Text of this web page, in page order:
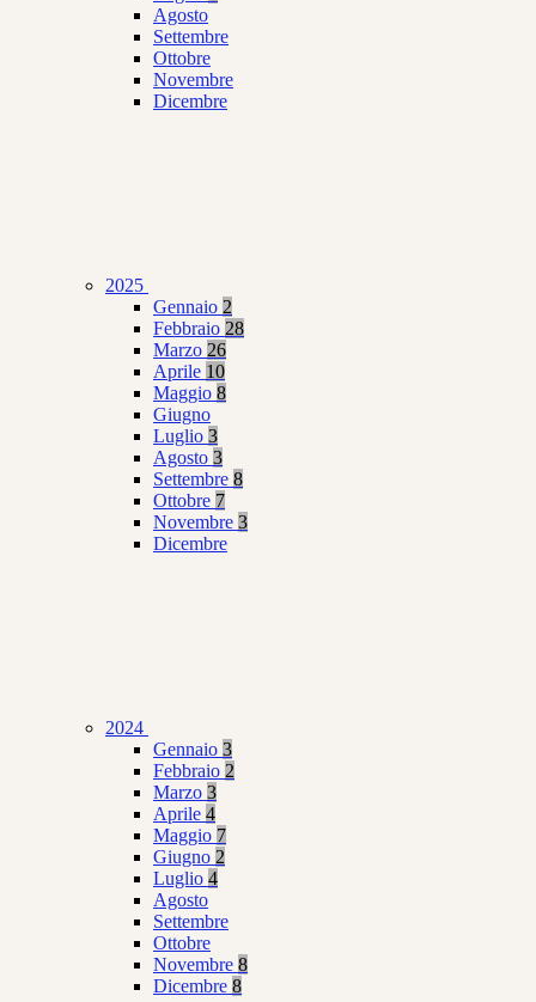
Agosto
Settembre
Ottobre
Novembre
Dicembre
2025
Gennaio 2
Febbraio 28
Marzo 26
Aprile 10
Maggio 8
Giugno
Luglio 3
Agosto 3
Settembre 8
Ottobre 7
Novembre 3
Dicembre
2024
Gennaio 3
Febbraio 2
Marzo 3
Aprile 4
Maggio 7
Giugno 2
Luglio 4
Agosto
Settembre
Ottobre
Novembre 8
Dicembre 8